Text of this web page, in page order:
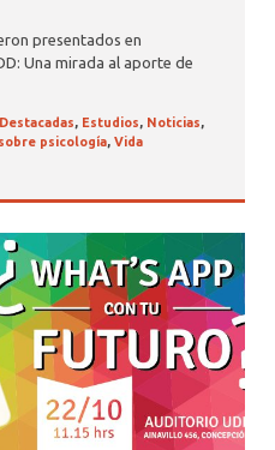
presentados en
Una mirada al aporte de
Destacadas, Estudios, Noticias,
psicología, Vida